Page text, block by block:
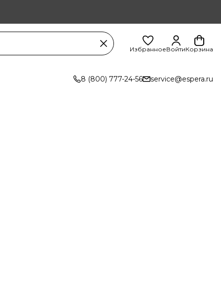
ИзбранноеВойтиКорзина
8 (800) 777-24-56 service@espera.ru